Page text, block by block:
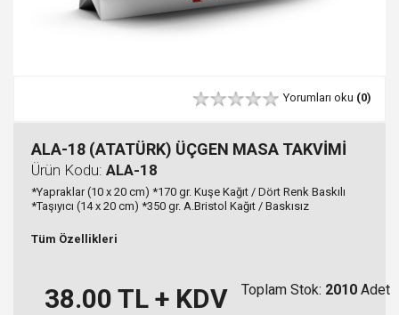
Yorumları oku (0)
ALA-18 (ATATÜRK) ÜÇGEN MASA TAKVİMİ
Ürün Kodu: ALA-18
*Yapraklar (10 x 20 cm) *170 gr. Kuşe Kağıt / Dört Renk Baskılı
*Taşıyıcı (14 x 20 cm) *350 gr. A.Bristol Kağıt / Baskısız
Tüm Özellikleri
38.00 TL + KDV Toplam Stok: 2010 Adet